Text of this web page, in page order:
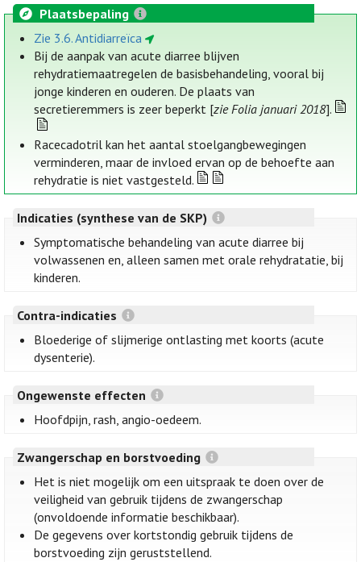
Plaatsbepaling
Zie 3.6. Antidiarreïca
Bij de aanpak van acute diarree blijven
rehydratiemaatregelen de basisbehandeling, vooral bij
jonge kinderen en ouderen. De plaats van
secretieremmers is zeer beperkt [zie Folia januari 2018].
Racecadotril kan het aantal stoelgangbewegingen
verminderen, maar de invloed ervan op de behoefte aan
rehydratie is niet vastgesteld.
Indicaties (synthese van de SKP)
Symptomatische behandeling van acute diarree bij
volwassenen en, alleen samen met orale rehydratatie, bij
kinderen.
Contra-indicaties
Bloederige of slijmerige ontlasting met koorts (acute
dysenterie).
Ongewenste effecten
Hoofdpijn, rash, angio-oedeem.
Zwangerschap en borstvoeding
Het is niet mogelijk om een uitspraak te doen over de
veiligheid van gebruik tijdens de zwangerschap
(onvoldoende informatie beschikbaar).
De gegevens over kortstondig gebruik tijdens de
borstvoeding zijn geruststellend.